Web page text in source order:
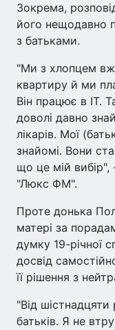
Зокрема,
його нещодавно
з батьками.
"Ми з хлопцем
квартиру й ми
Він працює в IT.
доволі давно
лікарів. Мої
знайомі. Вони
що це мій вибір",
"Люкс ФМ".
Проте донька
матері за
думку 19-річної
досвід
її рішення з
"Від
батьків. Я не